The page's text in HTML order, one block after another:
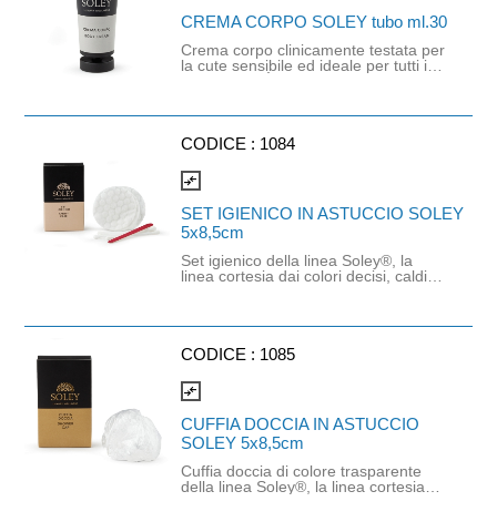
CREMA CORPO SOLEY tubo ml.30
Crema corpo clinicamente testata per
la cute sensibile ed ideale per tutti i
Dona straordinaria tonicità, vitalità ed
donando una sensazione di pulizia e
dai colori decisi, caldi, solari.
Un'esperienza di lusso e benessere
per chi è attento alla qualità e al
design.
CODICE : 1084
compare_arrows
SET IGIENICO IN ASTUCCIO SOLEY
5x8,5cm
Set igienico della linea Soley®, la
linea cortesia dai colori decisi, caldi,
qualità e al design. Contenuto: 4
lima unghie.
CODICE : 1085
compare_arrows
CUFFIA DOCCIA IN ASTUCCIO
SOLEY 5x8,5cm
Cuffia doccia di colore trasparente
della linea Soley®, la linea cortesia